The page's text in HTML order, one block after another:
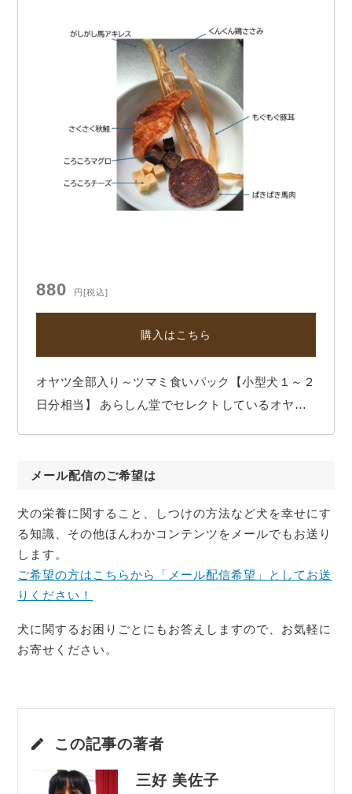
880 円[税込]
購入はこちら
オヤツ全部入り～ツマミ食いパック【小型犬１～２
日分相当】 あらしん堂でセレクトしているオヤツ
ットです。 ●がしがし馬アキレス デンタルケアに
ま…
メール配信のご希望は
犬の栄養に関すること、しつけの方法など犬を幸せにす
る知識、その他ほんわかコンテンツをメールでもお送り
します。
ご希望の方はこちらから「メール配信希望」としてお送
りください！
犬に関するお困りごとにもお答えしますので、お気軽に
お寄せください。
この記事の著者
三好 美佐子